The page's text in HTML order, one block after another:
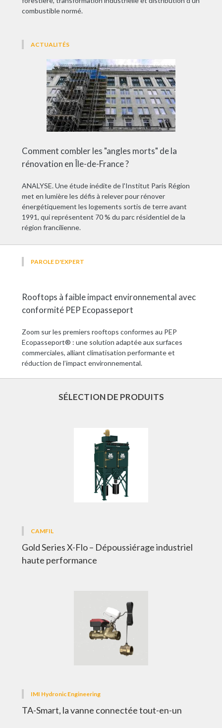
combustible normé.
ACTUALITÉS
Comment combler les "angles morts" de la
rénovation en Île-de-France ?
ANALYSE. Une étude inédite de l'Institut Paris Région
met en lumière les défis à relever pour rénover
énergétiquement les logements sortis de terre avant
1991, qui représentent 70 % du parc résidentiel de la
région francilienne.
PAROLE D'EXPERT
Rooftops à faible impact environnemental avec
conformité PEP Ecopasseport
Zoom sur les premiers rooftops conformes au PEP
Ecopasseport® : une solution adaptée aux surfaces
commerciales, alliant climatisation performante et
réduction de l’impact environnemental.
SÉLECTION DE PRODUITS
CAMFIL
Gold Series X-Flo – Dépoussiérage industriel
haute performance
IMI Hydronic Engineering
TA-Smart, la vanne connectée tout-en-un